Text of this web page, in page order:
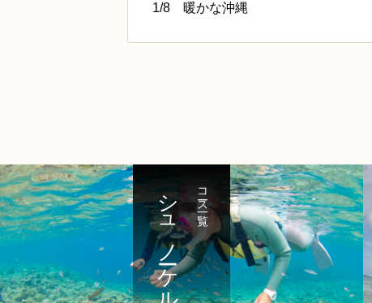
1/8 暖かな沖縄
コース一覧
シュノーケル